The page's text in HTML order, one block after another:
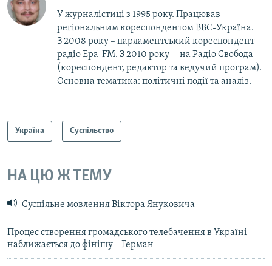
У журналістиці з 1995 року. Працював
регіональним кореспондентом BBC-Україна.
З 2008 року – парламентський кореспондент
радіо Ера-FM. З 2010 року – на Радіо Свобода
(кореспондент, редактор та ведучий програм).
Основна тематика: політичні події та аналіз.
Україна Суспільство
НА ЦЮ Ж ТЕМУ
Суспільне мовлення Віктора Януковича
Процес створення громадського телебачення в Україні
наближається до фінішу – Герман